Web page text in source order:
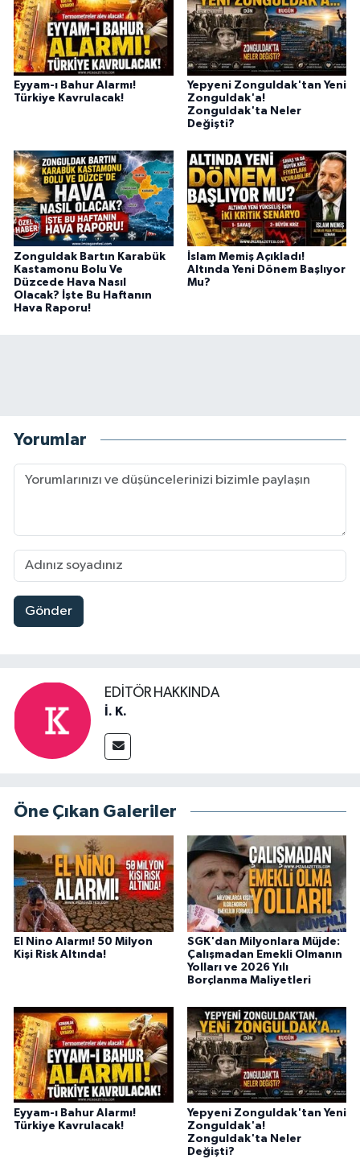
Eyyam-ı Bahur Alarmı!
Türkiye Kavrulacak!
Yepyeni Zonguldak'tan Yeni
Zonguldak'a!
Zonguldak'ta Neler
Değişti?
Zonguldak Bartın Karabük
Kastamonu Bolu Ve
Düzcede Hava Nasıl
Olacak? İşte Bu Haftanın
Hava Raporu!
İslam Memiş Açıkladı!
Altında Yeni Dönem Başlıyor
Mu?
Yorumlar
Gönder
EDITÖR HAKKINDA
İ. K.
Öne Çıkan Galeriler
El Nino Alarmı! 50 Milyon
Kişi Risk Altında!
SGK'dan Milyonlara Müjde:
Çalışmadan Emekli Olmanın
Yolları ve 2026 Yılı
Borçlanma Maliyetleri
Eyyam-ı Bahur Alarmı!
Türkiye Kavrulacak!
Yepyeni Zonguldak'tan Yeni
Zonguldak'a!
Zonguldak'ta Neler
Değişti?